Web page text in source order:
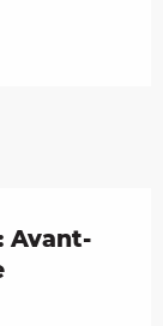
Avant-